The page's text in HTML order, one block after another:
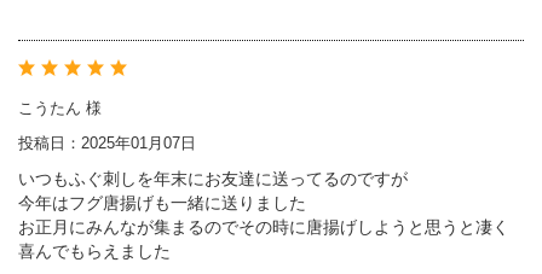
こうたん 様
投稿日：2025年01月07日
いつもふぐ刺しを年末にお友達に送ってるのですが
今年はフグ唐揚げも一緒に送りました
お正月にみんなが集まるのでその時に唐揚げしようと思うと凄く
喜んでもらえました